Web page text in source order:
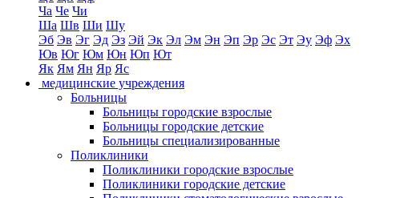
Ча Че Чи
Ша Шв Ши Шу
Эб Эв Эг Эд Эз Эй Эк Эл Эм Эн Эп Эр Эс Эт Эу Эф Эх
Юв Юг Юм Юн Юп Ют
Як Ям Ян Яр Яс
медицинские учреждения
Больницы
Больницы городские взрослые
Больницы городские детские
Больницы специализированные
Поликлиники
Поликлиники городские взрослые
Поликлиники городские детские